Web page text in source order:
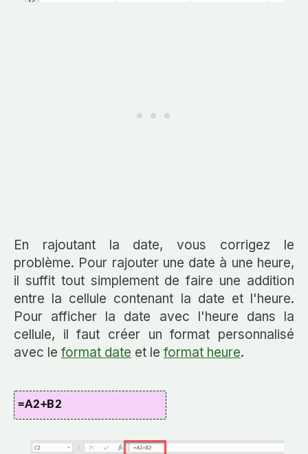
En rajoutant la date, vous corrigez le
problème. Pour rajouter une date à une heure,
il suffit tout simplement de faire une addition
entre la cellule contenant la date et l'heure.
Pour afficher la date avec l'heure dans la
cellule, il faut créer un format personnalisé
avec le format date et le format heure.
=A2+B2